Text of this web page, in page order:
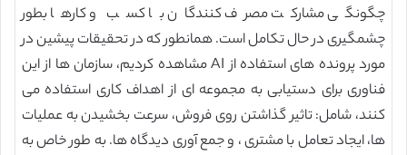
چگونگی مشارکت مصرف کنندگان با کسب و کارها بطور
چشمگیری در حال تکامل است. همانطور که در تحقیقات پیشین در
مورد پرونده های استفاده از AI مشاهده کردیم، سازمان ها از این
فناوری برای دستیابی به مجموعه ای از اهداف کاری استفاده می
کنند، شامل: تاثیر گذاشتن روی فروش، سرعت بخشیدن به عملیات
ها، ایجاد تعامل با مشتری ، و جمع آوری دیدگاه ها. به طور خاص به